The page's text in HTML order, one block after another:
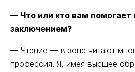
— Что или кто вам помогает
заключением?
— Чтение — в зоне читают
профессия. Я, имея высшее